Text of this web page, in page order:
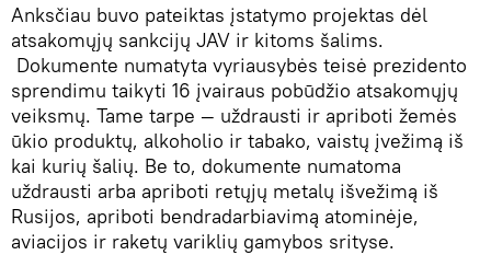
Anksčiau buvo pateiktas įstatymo projektas dėl
atsakomųjų sankcijų JAV ir kitoms šalims.
Dokumente numatyta vyriausybės teisė prezidento
sprendimu taikyti 16 įvairaus pobūdžio atsakomųjų
veiksmų. Tame tarpe ― uždrausti ir apriboti žemės
ūkio produktų, alkoholio ir tabako, vaistų įvežimą iš
kai kurių šalių. Be to, dokumente numatoma
uždrausti arba apriboti retųjų metalų išvežimą iš
Rusijos, apriboti bendradarbiavimą atominėje,
aviacijos ir raketų variklių gamybos srityse.